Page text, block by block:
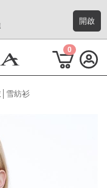
開啟
0
雪紡衫